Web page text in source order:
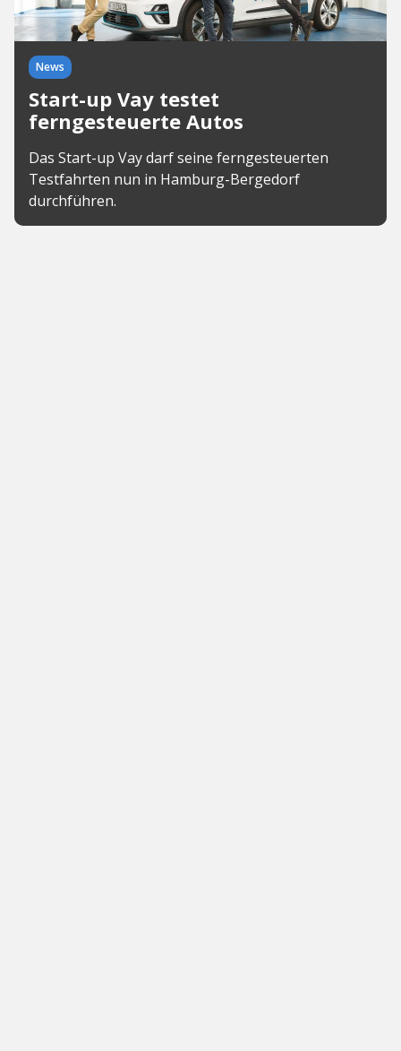
News
Start-up Vay testet
ferngesteuerte Autos
Das Start-up Vay darf seine ferngesteuerten
Testfahrten nun in Hamburg-Bergedorf
durchführen.